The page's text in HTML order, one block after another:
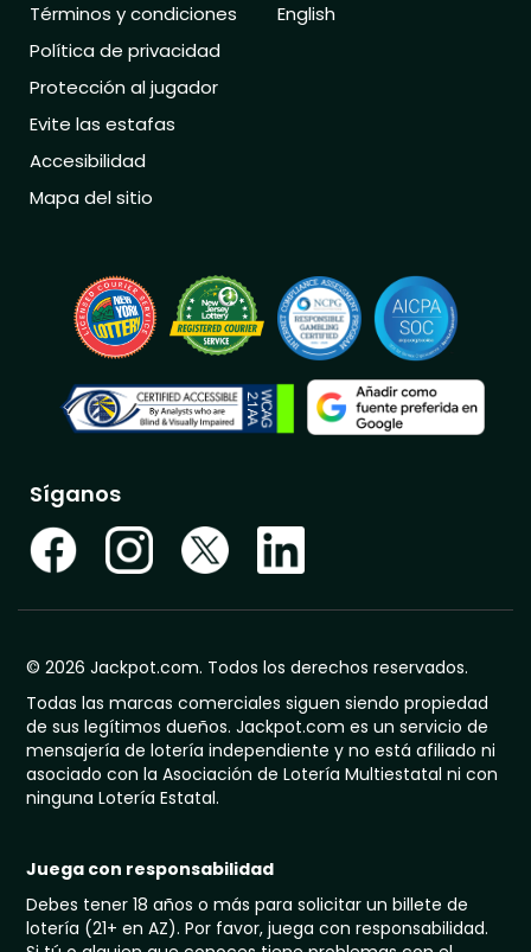
Términos y condiciones
Política de privacidad
Protección al jugador
Evite las estafas
Accesibilidad
Mapa del sitio
English
Síganos
© 2026 Jackpot.com. Todos los derechos reservados.
Todas las marcas comerciales siguen siendo propiedad
de sus legítimos dueños. Jackpot.com es un servicio de
mensajería de lotería independiente y no está afiliado ni
asociado con la Asociación de Lotería Multiestatal ni con
ninguna Lotería Estatal.
Juega con responsabilidad
Debes tener 18 años o más para solicitar un billete de
lotería (21+ en AZ). Por favor, juega con responsabilidad.